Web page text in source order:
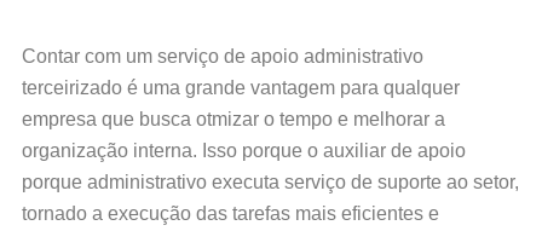
Contar com um serviço de apoio administrativo
terceirizado é uma grande vantagem para qualquer
empresa que busca otmizar o tempo e melhorar a
organização interna. Isso porque o auxiliar de apoio
porque administrativo executa serviço de suporte ao setor,
tornado a execução das tarefas mais eficientes e